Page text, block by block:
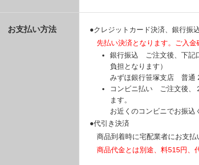
お支払い方法
●クレジットカード決済、銀行振
先払い決済となります。ご入金
銀行振込 ご注文後、下記
負担となります）
みずほ銀行笹塚支店 普通
コンビニ払い ご注文後、
ます。
お近くのコンビニでお振込
●代引き決済
商品到着時に宅配業者にお支払
商品代金とは別途、料515円、